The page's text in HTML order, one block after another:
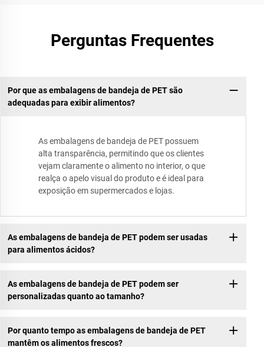
Perguntas Frequentes
Por que as embalagens de bandeja de PET são
adequadas para exibir alimentos?
As embalagens de bandeja de PET possuem
alta transparência, permitindo que os clientes
vejam claramente o alimento no interior, o que
realça o apelo visual do produto e é ideal para
exposição em supermercados e lojas.
As embalagens de bandeja de PET podem ser usadas
para alimentos ácidos?
As embalagens de bandeja de PET podem ser
personalizadas quanto ao tamanho?
Por quanto tempo as embalagens de bandeja de PET
mantêm os alimentos frescos?